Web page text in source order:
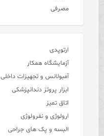
مصرفی
ارتوپدی
آزمایشگاه همکار
آمبولانس و تجهیزات داخلی
ابزار پروتز دندانپزشکی
اتاق تمیز
ارولوژی و نفرولوژی
البسه و پک های جراحی